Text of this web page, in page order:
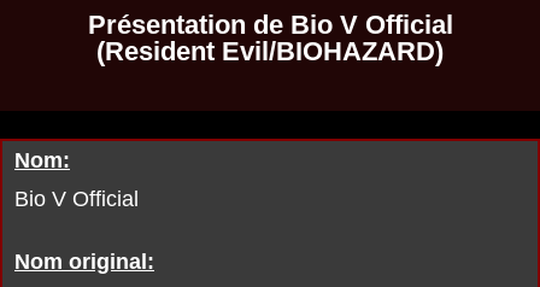
Présentation de Bio V Official
(Resident Evil/BIOHAZARD)
Nom:
Bio V Official
Nom original: